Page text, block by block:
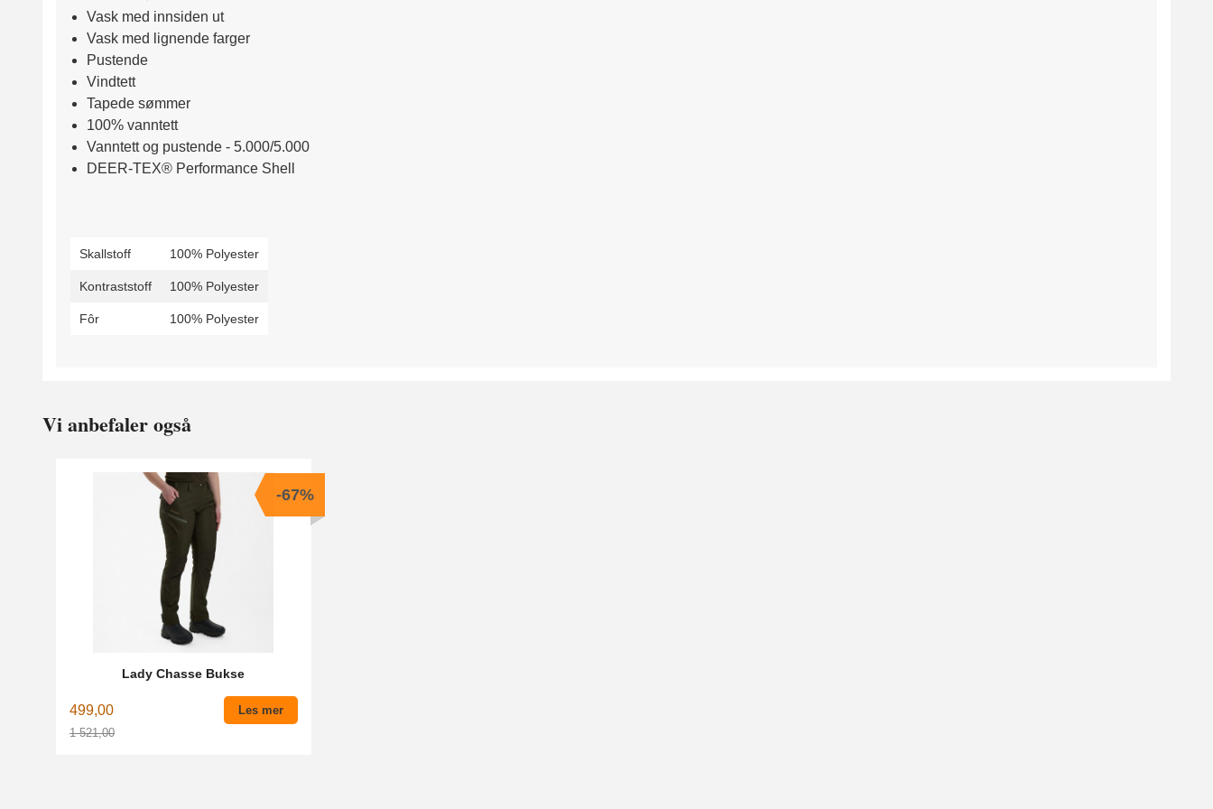
Vask med innsiden ut
Vask med lignende farger
Pustende
Vindtett
Tapede sømmer
100% vanntett
Vanntett og pustende - 5.000/5.000
DEER-TEX® Performance Shell
Skallstoff 100% Polyester
Kontraststoff 100% Polyester
Fôr 100% Polyester
Vi anbefaler også
Lady Chasse Bukse
499,00
1 521,00
-67%
Les mer